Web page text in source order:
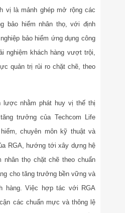
vị là mảnh ghép mở rộng các
bảo hiểm nhân thọ, với định
bảo hiểm ứng dụng công
nghiệm khách hàng vượt trội,
quản trị rủi ro chặt chẽ, theo
lược nhằm phát huy vị thế thị
trưởng của Techcom Life
chuyên môn kỹ thuật và
RGA, hướng tới xây dựng hệ
nhân thọ chặt chẽ theo chuẩn
cho tăng trưởng bền vững và
hàng. Việc hợp tác với RGA
các chuẩn mực và thông lệ